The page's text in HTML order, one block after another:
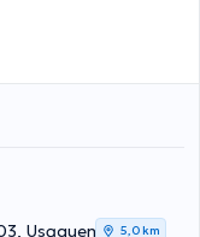
Usaquen 5,0 km